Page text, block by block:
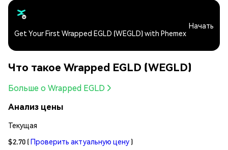
Get Your First Wrapped EGLD (WEGLD) with Phemex
Начать
Что такое Wrapped EGLD (WEGLD)
Больше о Wrapped EGLD
Анализ цены
Текущая
$2.70 (Проверить актуальную цену )